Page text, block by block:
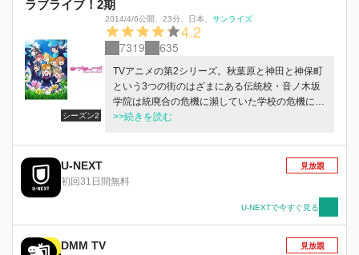
ラブライブ！2期
シーズン2
2014/4/6公開 23分 日本 サンライズ
4.2
7319 635
TVアニメの第2シリーズ。秋葉原と神田と神保町
という3つの街のはざまにある伝統校・音ノ木坂
学院は統廃合の危機に瀕していた学校の危機に2
年生の高坂穂乃果を中心とした9人の女子生徒が
私たちができること。それはアイドルになるこ
と!! アイドルになって学校を世に広く宣伝し、入
学者を増やそう！ ここから、彼女たちのみんな
>>続きを読む
U-NEXT
初回31日間無料
見放題
U-NEXTで今すぐ見る
DMM TV 見放題